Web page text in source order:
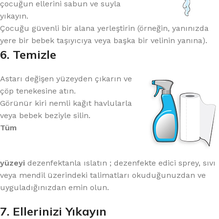
çocuğun ellerini sabun ve suyla
yıkayın.
Çocuğu güvenli bir alana yerleştirin (örneğin, yanınızda
yere bir bebek taşıyıcıya veya başka bir velinin yanına).
6. Temizle
Astarı değişen yüzeyden çıkarın ve
çöp tenekesine atın.
Görünür kiri nemli kağıt havlularla
veya bebek beziyle silin.
Tüm
yüzeyi dezenfektanla ıslatın ; dezenfekte edici sprey, sıvı
veya mendil üzerindeki talimatları okuduğunuzdan ve
uyguladığınızdan emin olun.
7. Ellerinizi Yıkayın